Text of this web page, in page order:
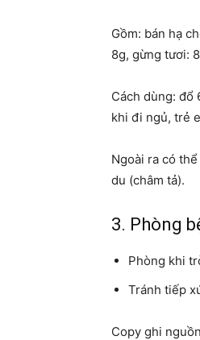
Gồm: bán hạ
8g, gừng tươi:
Cách dùng: đổ
khi đi ngủ, trẻ
Ngoài ra có
du (châm tả).
3. Phòng
Phòng khi
Tránh tiếp
Copy ghi